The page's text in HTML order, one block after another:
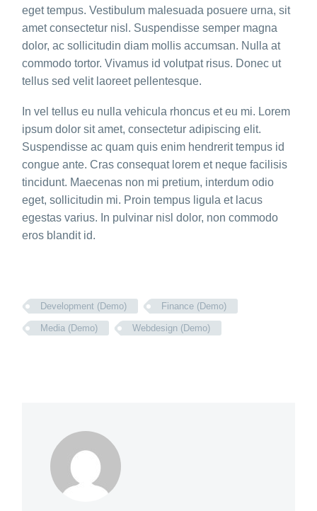
eget tempus. Vestibulum malesuada posuere urna, sit
amet consectetur nisl. Suspendisse semper magna
dolor, ac sollicitudin diam mollis accumsan. Nulla at
commodo tortor. Vivamus id volutpat risus. Donec ut
tellus sed velit laoreet pellentesque.
In vel tellus eu nulla vehicula rhoncus et eu mi. Lorem
ipsum dolor sit amet, consectetur adipiscing elit.
Suspendisse ac quam quis enim hendrerit tempus id
congue ante. Cras consequat lorem et neque facilisis
tincidunt. Maecenas non mi pretium, interdum odio
eget, sollicitudin mi. Proin tempus ligula et lacus
egestas varius. In pulvinar nisl dolor, non commodo
eros blandit id.
Development (Demo) Finance (Demo)
Media (Demo) Webdesign (Demo)